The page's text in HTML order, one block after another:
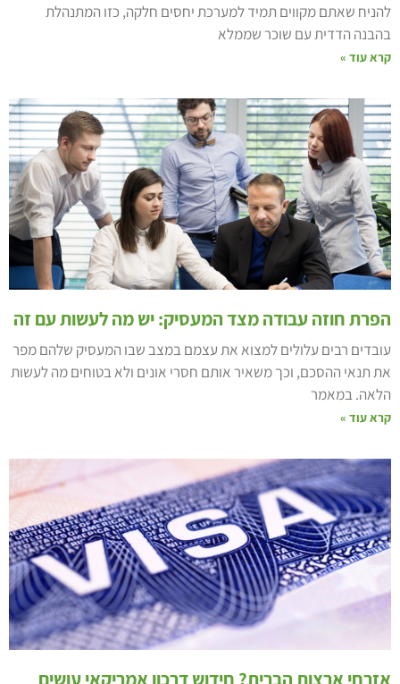
שאתם מקווים תמיד למערכת יחסים חלקה, כזו המתנהלת
הדדית עם שוכר שממלא
עוד »
חוזה עבודה מצד המעסיק: יש מה לעשות עם זה
רבים עלולים למצוא את עצמם במצב שבו המעסיק שלהם מפר
תנאי ההסכם, וכך משאיר אותם חסרי אונים ולא בטוחים מה לעשות
במאמר
עוד »
ארצות הברית? חידוש דרכון אמריקאי עושים